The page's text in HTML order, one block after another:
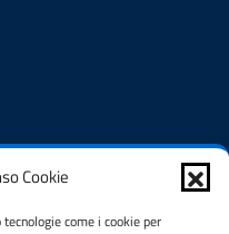
Cookie
come i cookie per